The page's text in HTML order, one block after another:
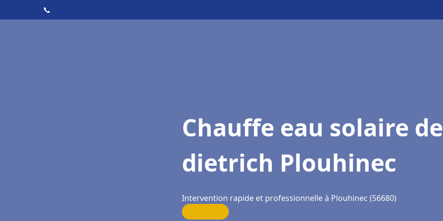
📞
Chauffe eau solaire de
dietrich Plouhinec
Intervention rapide et professionnelle à Plouhinec (56680)